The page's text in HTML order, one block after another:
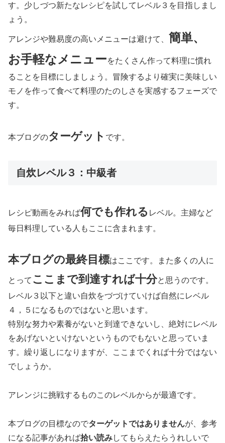
す。少しづつ新たなレシピを試してレベル３を目指しまし
ょう。
アレンジや難易度の高いメニューは避けて、 簡単、
お手軽なメニューをたくさん作って料理に慣れ
ることを目標にしましょう。冒険するより確実に美味しい
モノを作って食べて料理のたのしさを実感するフェーズで
す。
本ブログのターゲット です。
自炊レベル３：中級者
レシピ動画をみれば何でも作れる レベル。主婦など
毎日料理している人もここに含まれます。
本ブログの最終目標はここです。また多くの人に
とって ここまで到達すれば十分と思うのです。
レベル３以下と違い自炊をづづけていけば自然にレベル
４，５になるものではないと思います。
特別な努力や素養がないと到達できないし、絶対にレベル
をあげないといけないというものでもないと思っていま
す。繰り返しになりますが、ここまでくれば十分ではない
でしょうか。
アレンジに挑戦するものこのレベルからが最適です。
本ブログの目標なのでターゲットではありませんが、参考
になる記事があれば拾い読みしてもらえたらうれしいで